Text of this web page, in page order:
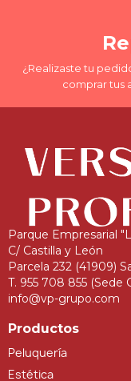
¿Realizaste tu
comprar tus
Parque Empresarial
C/ Castilla y León
Parcela 232 (41909)
T. 955 708 855 (Sede
info@vp-grupo.com
Productos
Peluquería
Estética